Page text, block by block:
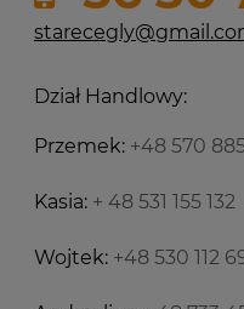
Dział Handlowy:
Przemek: +48 570
Kasia: + 48 531 155 132
Wojtek: +48 530 112